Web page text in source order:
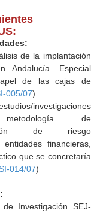
de la implantación
Andalucía. Especial
de las cajas de
005/07)
investigaciones
de
de riesgo
financieras,
que se concretaría
014/07)
Investigación SEJ-